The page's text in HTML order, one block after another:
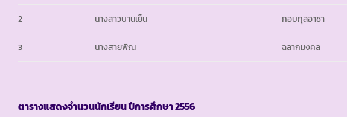
2 นางสาวบานเย็น กอบกุลอาชา
3 นางสายพิณ ฉลากมงคล
ตารางแสดงจำนวนนักเรียน ปีการศึกษา2556